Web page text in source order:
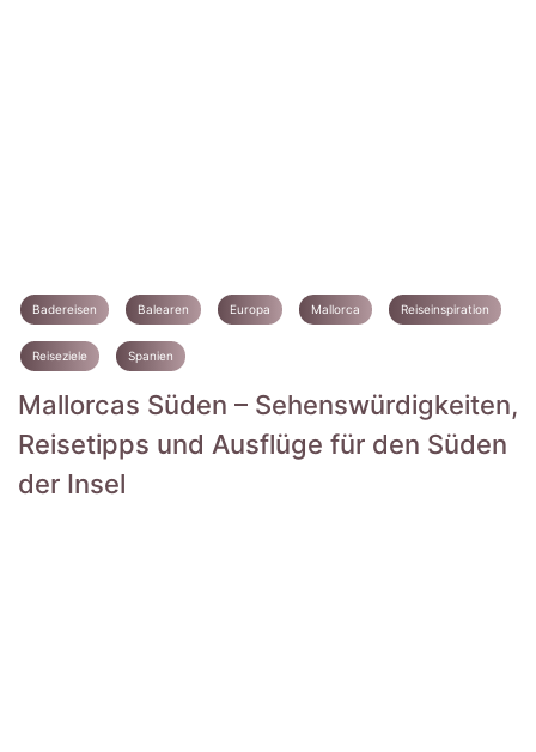
Badereisen Balearen Europa Mallorca Reiseinspiration
Reiseziele Spanien
Mallorcas Süden – Sehenswürdigkeiten,
Reisetipps und Ausflüge für den Süden
der Insel